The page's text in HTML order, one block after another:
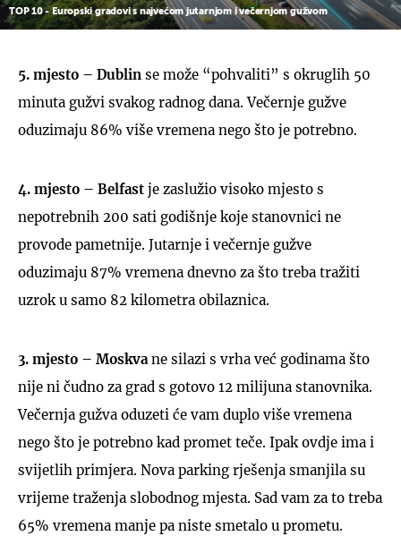
TOP 10 - Europski gradovi s najvećom jutarnjom i večernjom gužvom
5. mjesto – Dublin se može “pohvaliti” s okruglih 50
minuta gužvi svakog radnog dana. Večernje gužve
oduzimaju 86% više vremena nego što je potrebno.
4. mjesto – Belfast je zaslužio visoko mjesto s
nepotrebnih 200 sati godišnje koje stanovnici ne
provode pametnije. Jutarnje i večernje gužve
oduzimaju 87% vremena dnevno za što treba tražiti
uzrok u samo 82 kilometra obilaznica.
3. mjesto – Moskvane silazi s vrha već godinama što
nije ni čudno za grad s gotovo 12 milijuna stanovnika.
Večernja gužva oduzeti će vam duplo više vremena
nego što je potrebno kad promet teče. Ipak ovdje ima i
svijetlih primjera. Nova parking rješenja smanjila su
vrijeme traženja slobodnog mjesta. Sad vam za to treba
65% vremena manje pa niste smetalo u prometu.